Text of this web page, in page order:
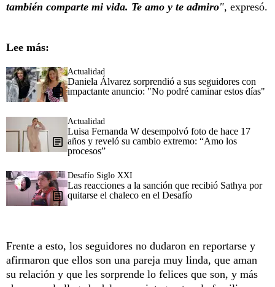
también comparte mi vida. Te amo y te admiro", expresó.
Lee más:
Actualidad
Daniela Álvarez sorprendió a sus seguidores con
impactante anuncio: "No podré caminar estos días"
Actualidad
Luisa Fernanda W desempolvó foto de hace 17
años y reveló su cambio extremo: “Amo los
procesos”
Desafío Siglo XXI
Las reacciones a la sanción que recibió Sathya por
quitarse el chaleco en el Desafío
Frente a esto, los seguidores no dudaron en reportarse y
afirmaron que ellos son una pareja muy linda, que aman
su relación y que les sorprende lo felices que son, y más